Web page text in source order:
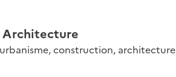
Architecture
construction, architecture